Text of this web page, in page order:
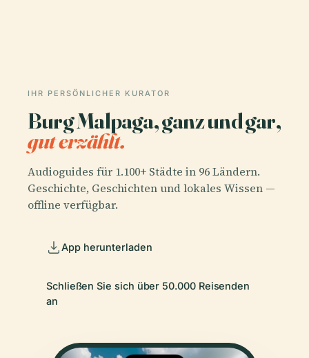
IHR PERSÖNLICHER KURATOR
Burg Malpaga, ganz und gar,
gut erzählt.
Audioguides für 1.100+ Städte in 96 Ländern.
Geschichte, Geschichten und lokales Wissen —
offline verfügbar.
App herunterladen
Schließen Sie sich über 50.000 Reisenden
an